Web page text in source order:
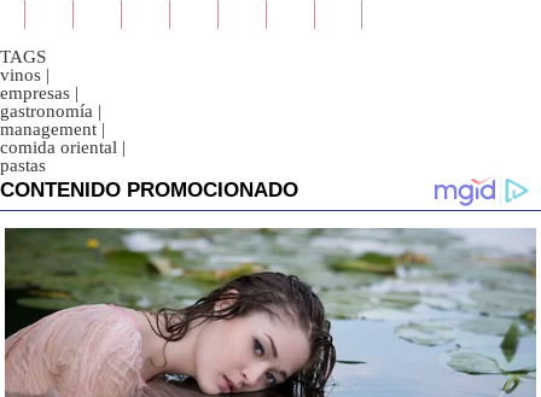
TAGS
vinos |
empresas |
gastronomía |
management |
comida oriental |
pastas